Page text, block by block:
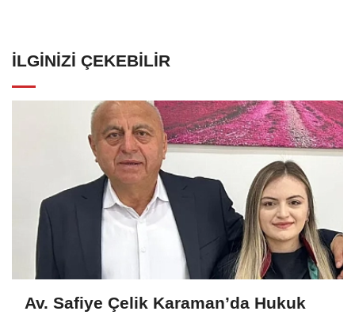
İLGINIZI ÇEKEBILIR
Av. Safiye Çelik Karaman’da Hukuk